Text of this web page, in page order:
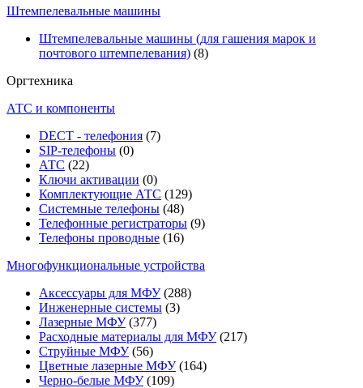
Штемпелевальные машины
Штемпелевальные машины (для гашения марок и
почтового штемпелевания) (8)
Оргтехника
АТС и компоненты
DECT - телефония (7)
SIP-телефоны (0)
АТС (22)
Ключи активации (0)
Комплектующие АТС (129)
Системные телефоны (48)
Телефонные регистраторы (9)
Телефоны проводные (16)
Многофункциональные устройства
Аксессуары для МФУ(288)
Инженерные системы (3)
Лазерные МФУ(377)
Расходные материалы для МФУ(217)
Струйные МФУ(56)
Цветные лазерные МФУ(164)
Черно-белые МФУ(109)